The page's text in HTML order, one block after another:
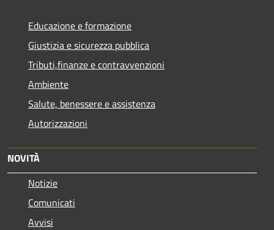
Educazione e formazione
Giustizia e sicurezza pubblica
Tributi,finanze e contravvenzioni
Ambiente
Salute, benessere e assistenza
Autorizzazioni
NOVITÀ
Notizie
Comunicati
Avvisi